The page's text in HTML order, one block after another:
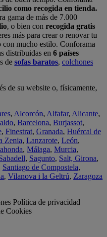
como recogida en tienda.
gama de más de 7.000
, o bien con recogida gratis
más para crear o renovar tu
mucho estilo. Conforama
distribuidas en 6 países
de sofas baratos, colchones
de su website o, físicamente,
, Alcorcón, Alfafar, Alicante,
, Barcelona, Burjassot,
, Finestrat, Granada, Huércal de
Zenia, Lanzarote, León,
, Málaga, Murcia,
, Sagunto, Salt, Girona,
Santiago de Compostela,
, Vilanova i la Geltrú, Zaragoza
Política de privacidad
Cookies